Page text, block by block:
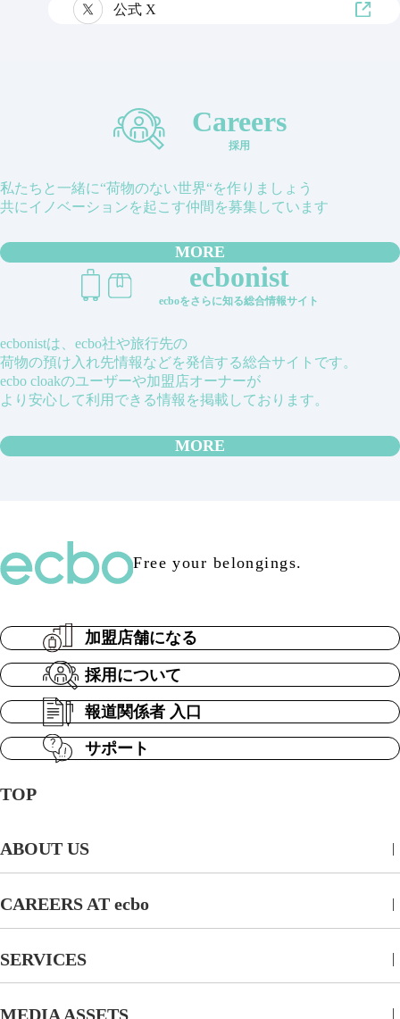
公式 X
Careers
採用
私たちと一緒に“荷物のない世界“を作りましょう
共にイノベーションを起こす仲間を募集しています
MORE
ecbonist
ecboをさらに知る総合情報サイト
ecbonistは、ecbo社や旅行先の
荷物の預け入れ先情報などを発信する総合サイトです。
ecbo cloakのユーザーや加盟店オーナーが
より安心して利用できる情報を掲載しております。
MORE
Free your belongings.
TOP
ABOUT US
CAREERS AT ecbo
SERVICES
MEDIA ASSETS
加盟店舗になる
採用について
報道関係者 入口
サポート